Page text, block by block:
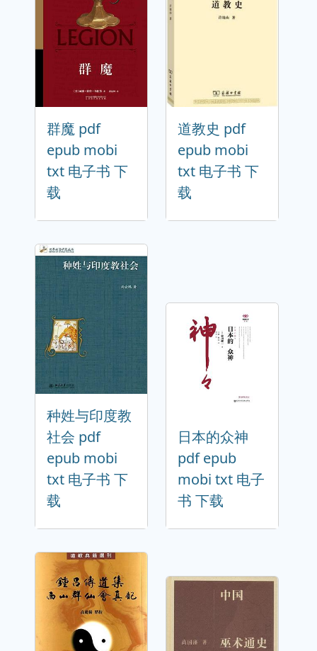
群魔 pdf
epub mobi
txt 电子书 下
载
道教史 pdf
epub mobi
txt 电子书 下
载
种姓与印度教
社会 pdf
epub mobi
txt 电子书 下
载
日本的众神
pdf epub
mobi txt 电子
书 下载